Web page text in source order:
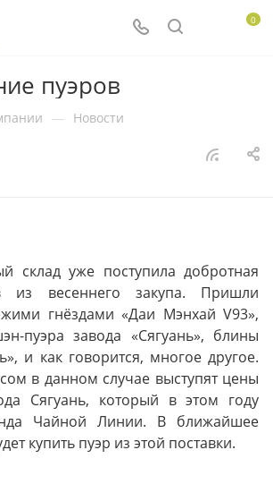
0
пуэров
— Новости
склад уже поступила добротная
из весеннего закупа. Пришли
гнёздами «Даи Мэнхай V93»,
пуэра завода «Сягуань», блины
и как говорится, многое другое.
в данном случае выступят цены
Сягуань, который в этом году
Чайной Линии. В ближайшее
купить пуэр из этой поставки.